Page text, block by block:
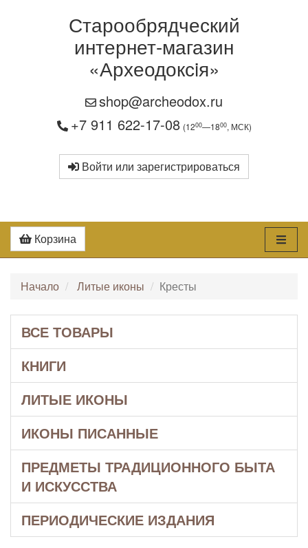
Старообрядческий
интернет-магазин
«Археодоксiя»
shop@archeodox.ru
+7 911 622-17-08 (1200—1800, МСК)
Войти или зарегистрироваться
Корзина
Начало Литые иконы Кресты
ВСЕ ТОВАРЫ
КНИГИ
ЛИТЫЕ ИКОНЫ
ИКОНЫ ПИСАННЫЕ
ПРЕДМЕТЫ ТРАДИЦИОННОГО БЫТА
И ИСКУССТВА
ПЕРИОДИЧЕСКИЕ ИЗДАНИЯ